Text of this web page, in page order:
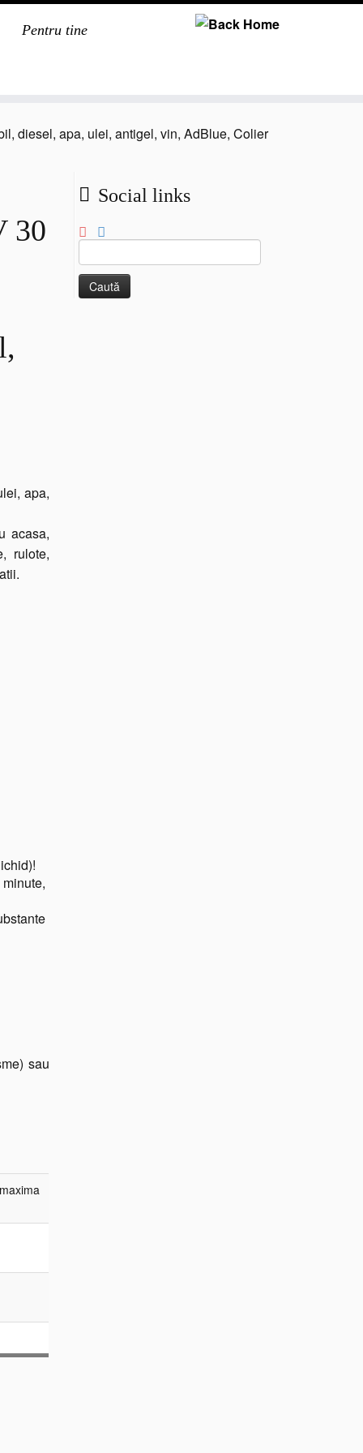
Pentru tine
diesel, apa, ulei, antigel, vin, AdBlue, Colier
30
apa,
acasa,
rulote,
sau
Social links
după: